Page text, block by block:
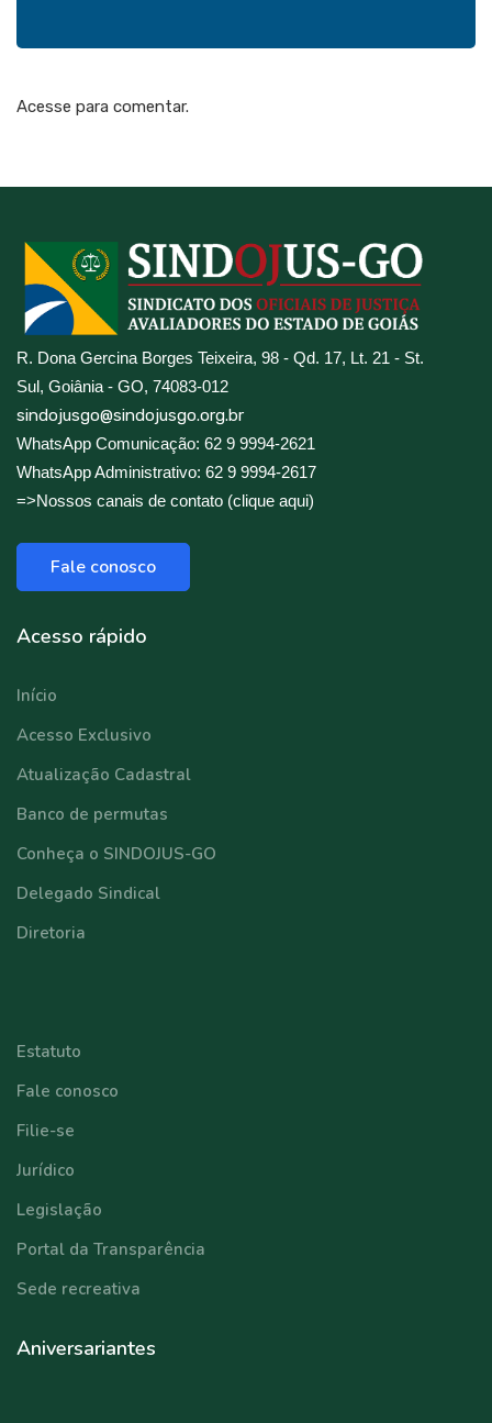
Acesse para comentar.
R. Dona Gercina Borges Teixeira, 98 - Qd. 17, Lt. 21 - St.
Sul, Goiânia - GO, 74083-012
sindojusgo@sindojusgo.org.br
WhatsApp Comunicação: 62 9 9994-2621
WhatsApp Administrativo: 62 9 9994-2617
=>Nossos canais de contato (clique aqui)
Fale conosco
Acesso rápido
Início
Acesso Exclusivo
Atualização Cadastral
Banco de permutas
Conheça o SINDOJUS-GO
Delegado Sindical
Diretoria
Estatuto
Fale conosco
Filie-se
Jurídico
Legislação
Portal da Transparência
Sede recreativa
Aniversariantes